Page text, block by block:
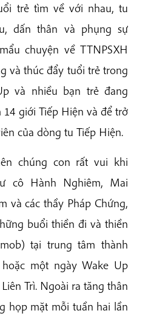
trẻ tìm về với nhau, tu
dấn thân và phụng sự
chuyện về TTNPSXH
và thúc đẩy tuổi trẻ trong
và nhiều bạn trẻ đang
giới Tiếp Hiện và để trở
của dòng tu Tiếp Hiện.
chúng con rất vui khi
cô Hành Nghiêm, Mai
và các thầy Pháp Chứng,
buổi thiền đi và thiền
tại trung tâm thành
một ngày Wake Up
Trì. Ngoài ra tăng thân
họp mặt mỗi tuần hai lần